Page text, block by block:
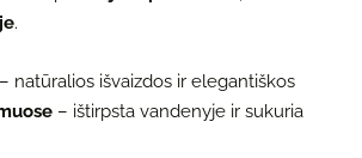
.
– natūralios išvaizdos ir elegantiškos
– ištirpsta vandenyje ir sukuria